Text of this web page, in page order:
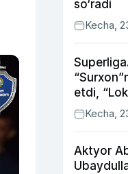
so‘radi
Kecha,
etdi,
uyda
Kecha,
Aktyor